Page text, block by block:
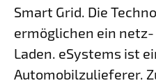
Smart Grid. Die
ermöglichen ein
Laden. eSystems ist
Automobilzulieferer.